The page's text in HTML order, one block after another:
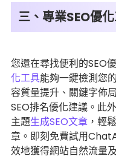
三、專業SEO優
您還在尋找便利的SEO
化工具能夠一鍵檢測您
容質量提升、關鍵字佈
SEO排名優化建議。此
主題生成SEO文章 ，輕
章。即刻免費試用
效地獲得網站自然流量